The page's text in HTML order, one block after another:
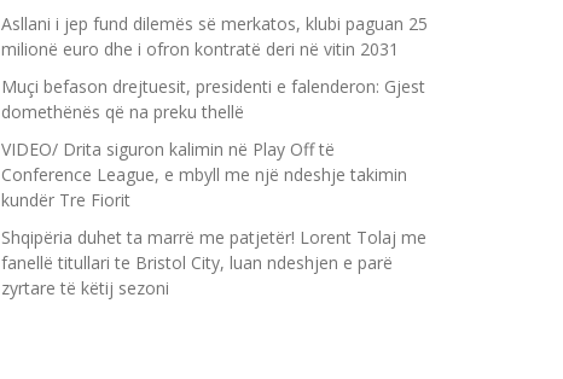
Asllani i jep fund dilemës së merkatos, klubi paguan 25
milionë euro dhe i ofron kontratë deri në vitin 2031
Muçi befason drejtuesit, presidenti e falenderon: Gjest
domethënës që na preku thellë
VIDEO/ Drita siguron kalimin në Play Off të
Conference League, e mbyll me një ndeshje takimin
kundër Tre Fiorit
Shqipëria duhet ta marrë me patjetër! Lorent Tolaj me
fanellë titullari te Bristol City, luan ndeshjen e parë
zyrtare të këtij sezoni